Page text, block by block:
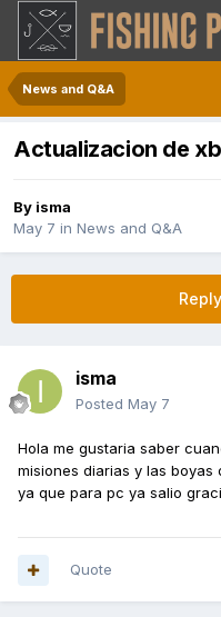
News and Q&A
Actualizacion de
By isma
May 7 in News and Q&A
isma
Posted May 7
Hola me gustaria saber
misiones diarias y las
ya que para pc ya salio
Quote